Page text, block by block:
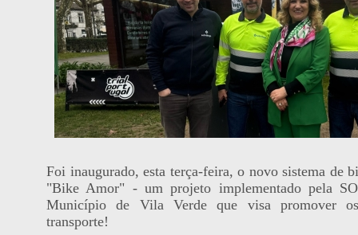
Foi inaugurado, esta terça-feira, o novo sistema de
"Bike Amor" - um projeto implementado pela
Município de Vila Verde que visa promover
transporte!